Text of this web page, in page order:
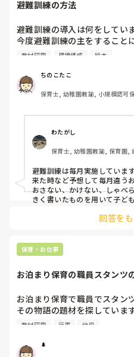
避難訓練の方法
避難訓練の導入は何をしてい
今度避難訓練の主をすること
おすすめ絵本や話し方などお
教材研究 環境構成 絵本
ちのこたこ
保育士, 幼稚園教諭, 小規模認可
わたがし
保育士, 幼稚園教諭, 保育園,
避難訓練は毎月実施していま
来た時など予想して毎月違う
おさない、かけない、しゃべ
きく書いたものを用いて子ど
あった紙芝居や絵本を読んだ
回答を
保育・お仕事
お泊まり保育の職員スタンツ
お泊まり保育で職員でスタン
その物語の題材を探しています
いい物語の題材がある方は教
です！
教材研究 行事 幼児
🌲